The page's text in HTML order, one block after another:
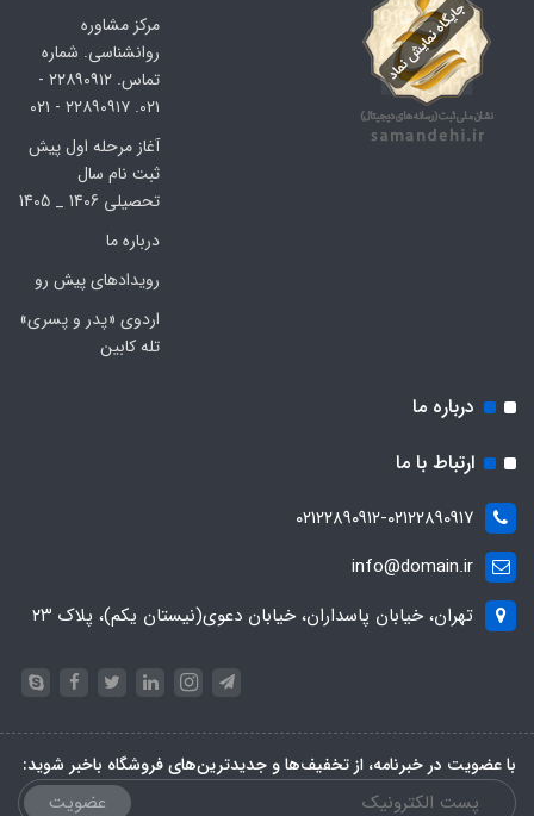
مرکز مشاوره
روانشناسی. شماره
تماس. ۲۲۸۹۰۹۱۲ -
۰۲۱. ۲۲۸۹۰۹۱۷ - ۰۲۱
آغاز مرحله اول پیش
ثبت نام سال
تحصیلی 1406 _ 1405
درباره ما
رویدادهای پیش رو
اردوی «پدر و پسری»
تله کابین
درباره ما
ارتباط با ما
۰۲۱۲۲۸۹۰۹۱۲-۰۲۱۲۲۸۹۰۹۱۷
info@domain.ir
تهران، خیابان پاسداران، خیابان دعوی(نیستان یکم)، پلاک ۲۳
با عضویت در خبرنامه، از تخفیف‌ها و جدیدترین‌های فروشگاه باخبر شوید:
عضویت